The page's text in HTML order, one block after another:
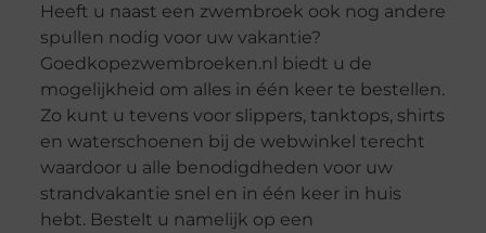
Heeft u naast een zwembroek ook nog andere
spullen nodig voor uw vakantie?
Goedkopezwembroeken.nl biedt u de
mogelijkheid om alles in één keer te bestellen.
Zo kunt u tevens voor slippers, tanktops, shirts
en waterschoenen bij de webwinkel terecht
waardoor u alle benodigdheden voor uw
strandvakantie snel en in één keer in huis
hebt. Bestelt u namelijk op een